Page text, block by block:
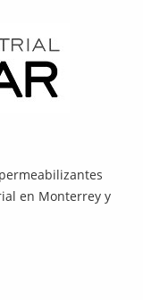
en Monterrey y